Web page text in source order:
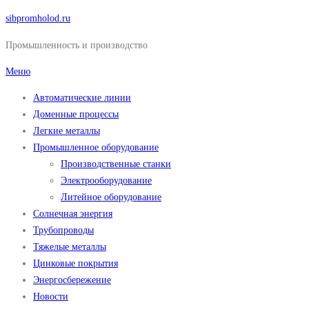
Перейти
содержимому
sibpromholod.ru
Промышленность и производство
Меню
Автоматические линии
Доменные процессы
Легкие металлы
Промышленное оборудование
Производственные станки
Электрооборудование
Литейное оборудование
Солнечная энергия
Трубопроводы
Тяжелые металлы
Цинковые покрытия
Энергосбережение
Новости